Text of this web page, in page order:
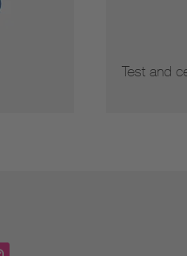
Test and